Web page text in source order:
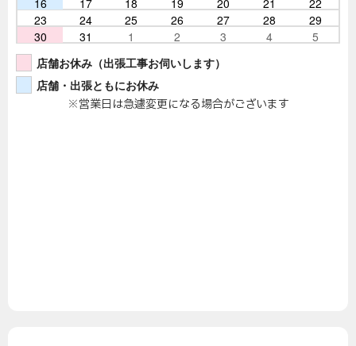
23
24 25 26 27 28
29
30
31 1 2 3 4
5
店舗お休み（出張工事お伺いします）
店舗・出張ともにお休み
※営業日は急遽変更になる場合がございます